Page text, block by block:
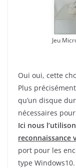
Jeu
Oui oui, cette
Plus
qu’un disque
nécessaires
Ici nous
reconnaissance
port pour les
type Windows10.